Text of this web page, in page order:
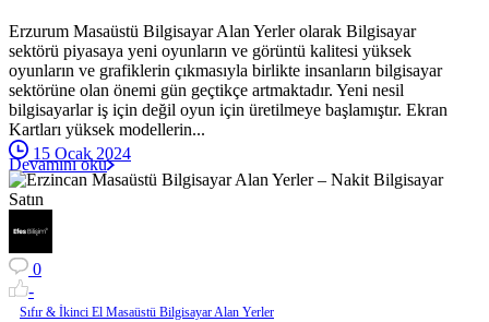
Erzurum Masaüstü Bilgisayar Alan Yerler olarak Bilgisayar
sektörü piyasaya yeni oyunların ve görüntü kalitesi yüksek
oyunların ve grafiklerin çıkmasıyla birlikte insanların bilgisayar
sektörüne olan önemi gün geçtikçe artmaktadır. Yeni nesil
bilgisayarlar iş için değil oyun için üretilmeye başlamıştır. Ekran
Kartları yüksek modellerin...
15 Ocak 2024
Devamını oku
0
-
Sıfır & İkinci El Masaüstü Bilgisayar Alan Yerler